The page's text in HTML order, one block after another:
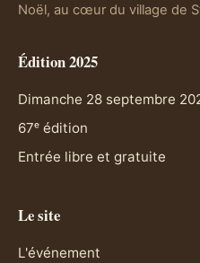
Noël, au cœur du village de
Édition 2025
Dimanche 28 septembre
67ᵉ édition
Entrée libre et gratuite
Le site
L'événement